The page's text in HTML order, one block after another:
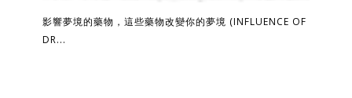
影響夢境的藥物，這些藥物改變你的夢境 (INFLUENCE OF
DR...